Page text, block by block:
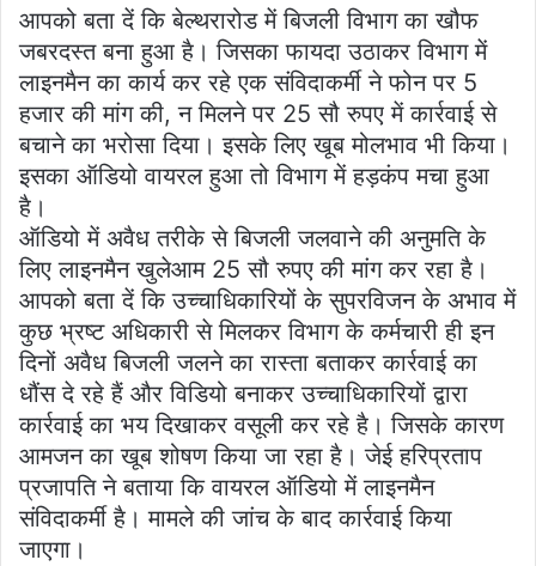
आपको बता दें कि बेल्थरारोड में बिजली विभाग का खौफ
जबरदस्त बना हुआ है। जिसका फायदा उठाकर विभाग में
लाइनमैन का कार्य कर रहे एक संविदाकर्मी ने फोन पर 5
हजार की मांग की, न मिलने पर 25 सौ रुपए में कार्रवाई से
बचाने का भरोसा दिया। इसके लिए खूब मोलभाव भी किया।
इसका ऑडियो वायरल हुआ तो विभाग में हड़कंप मचा हुआ
है।
ऑडियो में अवैध तरीके से बिजली जलवाने की अनुमति के
लिए लाइनमैन खुलेआम 25 सौ रुपए की मांग कर रहा है।
आपको बता दें कि उच्चाधिकारियों के सुपरविजन के अभाव में
कुछ भ्रष्ट अधिकारी से मिलकर विभाग के कर्मचारी ही इन
दिनों अवैध बिजली जलने का रास्ता बताकर कार्रवाई का
धौंस दे रहे हैं और विडियो बनाकर उच्चाधिकारियों द्वारा
कार्रवाई का भय दिखाकर वसूली कर रहे है। जिसके कारण
आमजन का खूब शोषण किया जा रहा है। जेई हरिप्रताप
प्रजापति ने बताया कि वायरल ऑडियो में लाइनमैन
संविदाकर्मी है। मामले की जांच के बाद कार्रवाई किया
जाएगा।